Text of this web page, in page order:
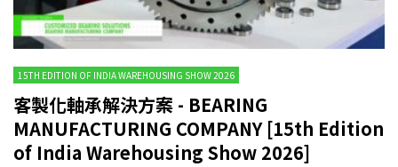
15TH EDITION OF INDIA WAREHOUSING SHOW 2026
客製化軸承解決方案 - BEARING
MANUFACTURING COMPANY [15th Edition
of India Warehousing Show 2026]